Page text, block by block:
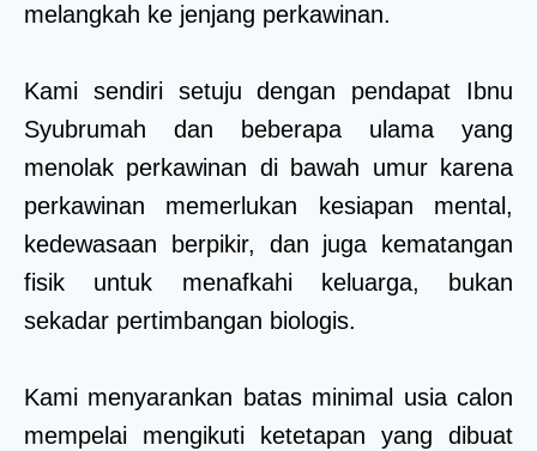
melangkah ke jenjang perkawinan.
Kami sendiri setuju dengan pendapat Ibnu
Syubrumah dan beberapa ulama yang
menolak perkawinan di bawah umur karena
perkawinan memerlukan kesiapan mental,
kedewasaan berpikir, dan juga kematangan
fisik untuk menafkahi keluarga, bukan
sekadar pertimbangan biologis.
Kami menyarankan batas minimal usia calon
mempelai mengikuti ketetapan yang dibuat